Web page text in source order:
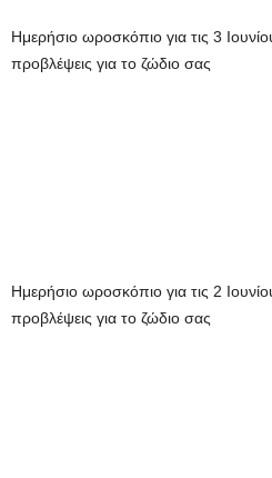
Ημερήσιο ωροσκόπιο για τις 3
προβλέψεις για το ζώδιο σας
Ημερήσιο ωροσκόπιο για τις 2
προβλέψεις για το ζώδιο σας